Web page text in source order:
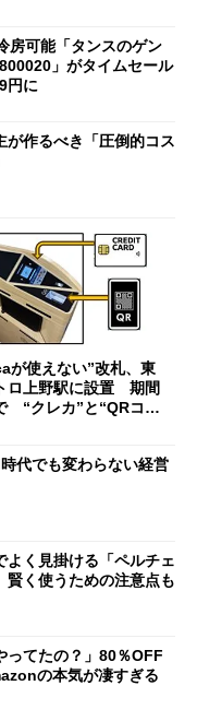
房可能「タンスのゲン
」がタイムセール
円に
が作るべき「圧倒的コス
が使えない”改札、東
ロ上野駅に設置 期間
“クレカ”と“QRコー
代でも変わらない経営
よく見掛ける「ペルチェ
く使うための注意点も
ってたの？」80％OFF
の本気が凄すぎる